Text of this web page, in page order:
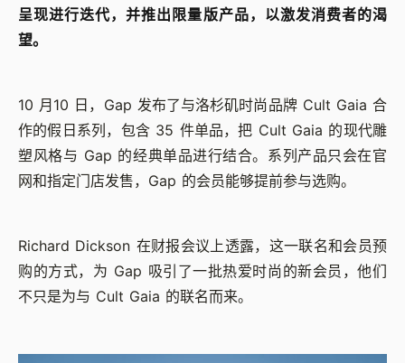
呈现进行迭代，并推出限量版产品，以激发消费者的渴
望。
10 月10 日，Gap 发布了与洛杉矶时尚品牌 Cult Gaia 合
作的假日系列，包含 35 件单品，把 Cult Gaia 的现代雕
塑风格与 Gap 的经典单品进行结合。系列产品只会在官
网和指定门店发售，Gap 的会员能够提前参与选购。
Richard Dickson 在财报会议上透露，这一联名和会员预
购的方式，为 Gap 吸引了一批热爱时尚的新会员，他们
不只是为与 Cult Gaia 的联名而来。